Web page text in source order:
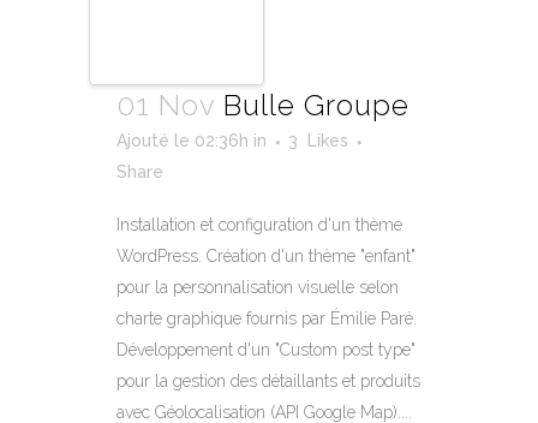
01 Nov Bulle Groupe
Ajouté le 02:36h in 3
Likes
Share
Installation et configuration d'un thème
WordPress. Création d'un thème "enfant"
pour la personnalisation visuelle selon
charte graphique fournis par Émilie Paré.
Développement d'un "Custom post type"
pour la gestion des détaillants et produits
avec Géolocalisation (API Google Map)....